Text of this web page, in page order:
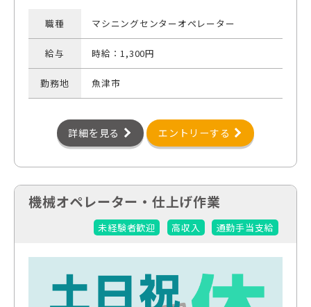
職種 マシニングセンターオペレーター
給与 時給：1,300円
勤務地 魚津市
詳細を見る エントリーする
機械オペレーター・仕上げ作業
未経験者歓迎 高収入 通勤手当支給